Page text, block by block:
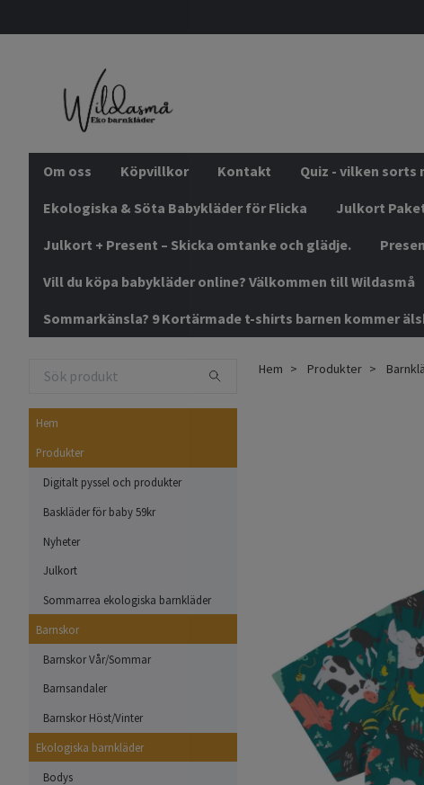
Om oss Köpvillkor Kontakt Quiz - vilken sorts
Ekologiska & Söta Babykläder för Flicka Julkort
Julkort + Present – Skicka omtanke och glädje.
Vill du köpa babykläder online? Välkommen till Wildasmå
Sommarkänsla? 9 Kortärmade t-shirts barnen kommer
Hem
Produkter
Digitalt pyssel och produkter
Baskläder för baby 59kr
Nyheter
Julkort
Sommarrea ekologiska barnkläder
Barnskor
Barnskor Vår/Sommar
Barnsandaler
Barnskor Höst/Vinter
Ekologiska barnkläder
Bodys
Hem Produkter